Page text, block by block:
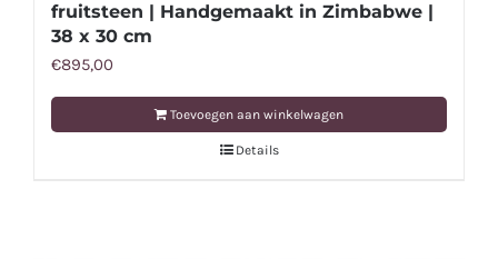
fruitsteen | Handgemaakt in Zimbabwe |
38 x 30 cm
€895,00
Toevoegen aan winkelwagen
Details